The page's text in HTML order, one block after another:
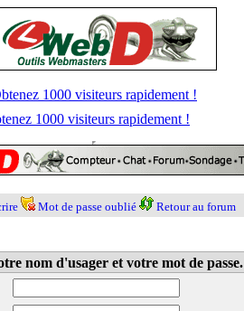
1000 visiteurs rapidement !
1000 visiteurs rapidement !
Mot de passe oublié Retour au forum
nom d'usager et votre mot de passe.